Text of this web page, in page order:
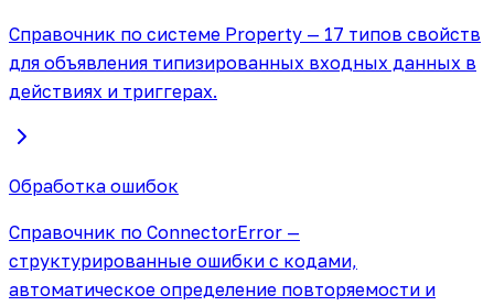
Справочник по системе Property — 17 типов свойств
для объявления типизированных входных данных в
действиях и триггерах.
Обработка ошибок
Справочник по ConnectorError —
структурированные ошибки с кодами,
автоматическое определение повторяемости и